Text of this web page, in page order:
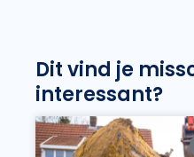
Dit vind je
interessant?